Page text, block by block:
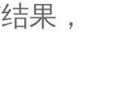
果，